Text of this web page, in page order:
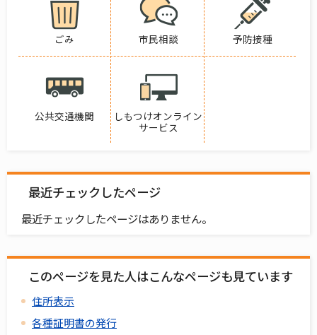
ごみ 市民相談 予防接種
公共交通機関
しもつけオンライン
サービス
最近チェックしたページ
最近チェックしたページはありません。
このページを見た人はこんなページも見ています
住所表示
各種証明書の発行